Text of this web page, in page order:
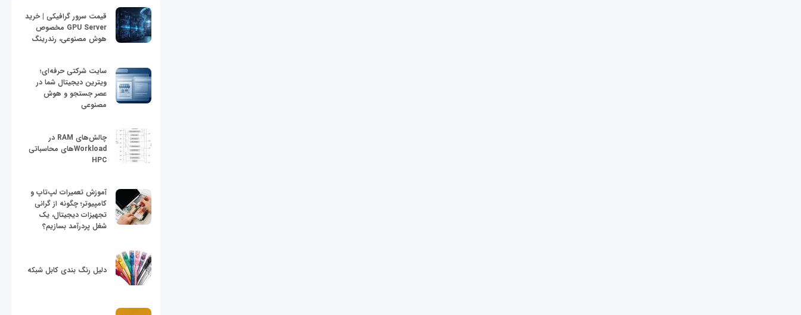
قیمت سرور گرافیکی | خرید
GPU Server مخصوص
هوش مصنوعی، رندرینگ
سایت شرکتی حرفه‌ای؛
ویترین دیجیتال شما در
عصر جستجو و هوش
مصنوعی
چالش‌های RAM در
Workloadهای محاسباتی
HPC
آموزش تعمیرات لپ‌تاپ و
کامپیوتر؛ چگونه از گرانی
تجهیزات دیجیتال، یک
شغل پردرآمد بسازیم؟
دلیل رنگ بندی کابل شبکه